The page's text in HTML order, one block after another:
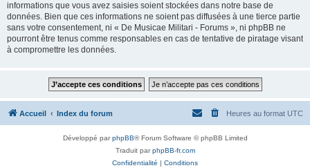
informations que vous avez saisies soient stockées dans notre base de
données. Bien que ces informations ne soient pas diffusées à une tierce partie
sans votre consentement, ni « De Musicae Militari - Forums », ni phpBB ne
pourront être tenus comme responsables en cas de tentative de piratage visant
à compromettre les données.
Accueil Index du forum Heures au format UTC
Développé parphpBB® Forum Software © phpBB Limited
Traduit parphpBB-fr.com
Confidentialité | Conditions